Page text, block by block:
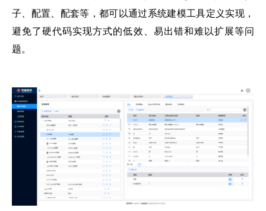
子、配置、配套等，都可以通过系统建模工具定义实现，
避免了硬代码实现方式的低效、易出错和难以扩展等问
题。